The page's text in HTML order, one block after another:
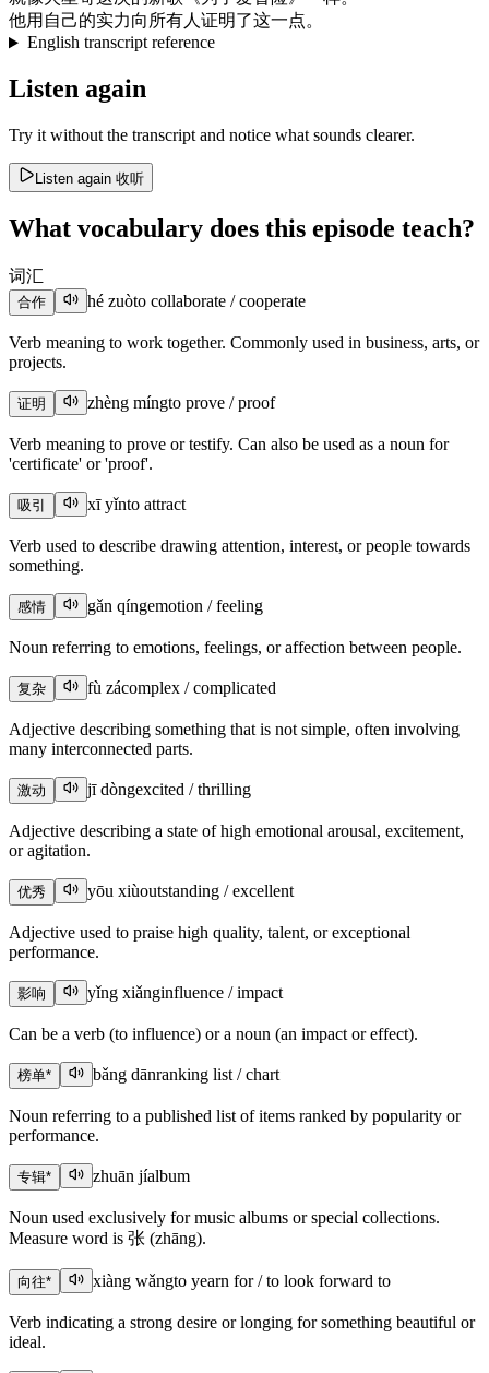
他用 自己的实力向所有人证明了这一点。
English transcript reference
Listen again
Try it without the transcript and notice what sounds clearer.
Listen again 收听
What vocabulary does this episode teach?
词汇
合作 hé zuòto collaborate / cooperate
Verb meaning to work together. Commonly used in business, arts, or
projects.
证明 zhèng míngto prove / proof
Verb meaning to prove or testify. Can also be used as a noun for
'certificate' or 'proof'.
吸引 xī yǐnto attract
Verb used to describe drawing attention, interest, or people towards
something.
感情 gǎn qíngemotion / feeling
Noun referring to emotions, feelings, or affection between people.
复杂 fù zácomplex / complicated
Adjective describing something that is not simple, often involving
many interconnected parts.
激动 jī dòngexcited / thrilling
Adjective describing a state of high emotional arousal, excitement,
or agitation.
优秀 yōu xiùoutstanding / excellent
Adjective used to praise high quality, talent, or exceptional
performance.
影响 yǐng xiǎnginfluence / impact
Can be a verb (to influence) or a noun (an impact or effect).
榜单* bǎng dānranking list / chart
Noun referring to a published list of items ranked by popularity or
performance.
专辑* zhuān jíalbum
Noun used exclusively for music albums or special collections.
Measure word is 张 (zhāng).
向往* xiàng wǎngto yearn for / to look forward to
Verb indicating a strong desire or longing for something beautiful or
ideal.